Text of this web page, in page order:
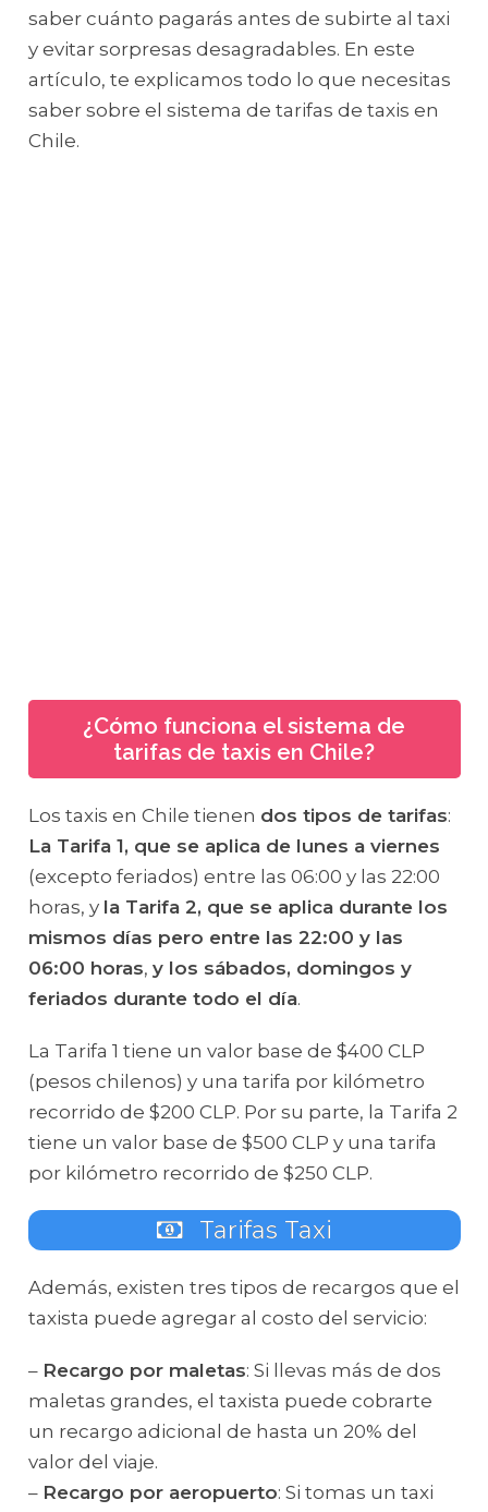
saber cuánto pagarás antes de subirte al taxi
y evitar sorpresas desagradables. En este
artículo, te explicamos todo lo que necesitas
saber sobre el sistema de tarifas de taxis en
Chile.
¿Cómo funciona el sistema de
tarifas de taxis en Chile?
Los taxis en Chile tienen dos tipos de tarifas:
La Tarifa 1, que se aplica de lunes a viernes
(excepto feriados) entre las 06:00 y las 22:00
horas, y la Tarifa 2, que se aplica durante los
mismos días pero entre las 22:00 y las
06:00 horas, y los sábados, domingos y
feriados durante todo el día.
La Tarifa 1 tiene un valor base de $400 CLP
(pesos chilenos) y una tarifa por kilómetro
recorrido de $200 CLP. Por su parte, la Tarifa 2
tiene un valor base de $500 CLP y una tarifa
por kilómetro recorrido de $250 CLP.
Tarifas Taxi
Además, existen tres tipos de recargos que el
taxista puede agregar al costo del servicio:
– Recargo por maletas: Si llevas más de dos
maletas grandes, el taxista puede cobrarte
un recargo adicional de hasta un 20% del
valor del viaje.
– Recargo por aeropuerto: Si tomas un taxi